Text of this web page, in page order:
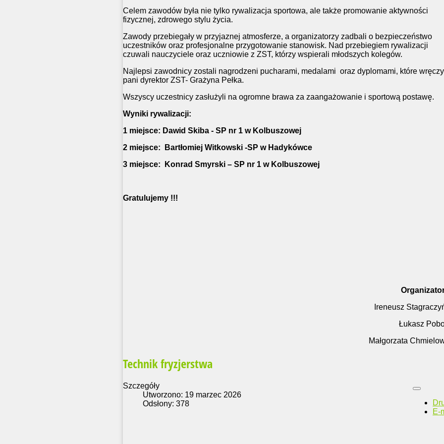
Celem zawodów była nie tylko rywalizacja sportowa, ale także promowanie aktywności
fizycznej, zdrowego stylu życia.
Zawody przebiegały w przyjaznej atmosferze, a organizatorzy zadbali o bezpieczeństwo
uczestników oraz profesjonalne przygotowanie stanowisk. Nad przebiegiem rywalizacji
czuwali nauczyciele oraz uczniowie z ZST, którzy wspierali młodszych kolegów.
Najlepsi zawodnicy zostali nagrodzeni pucharami, medalami oraz dyplomami, które
pani dyrektor ZST- Grażyna Pełka.
Wszyscy uczestnicy zasłużyli na ogromne brawa za zaangażowanie i sportową postawę.
Wyniki rywalizacji:
1 miejsce: Dawid Skiba - SP nr 1 w Kolbuszowej
2 miejsce:
Bartłomiej Witkowski -SP w Hadykówce
3 miejsce:
Konrad Smyrski – SP nr 1 w Kolbuszowej
Gratulujemy !!!
Ireneusz
Łukasz
Małgorzata
Technik fryzjerstwa
E-
Szczegóły
Utworzono: 19 marzec 2026
Odsłony: 378